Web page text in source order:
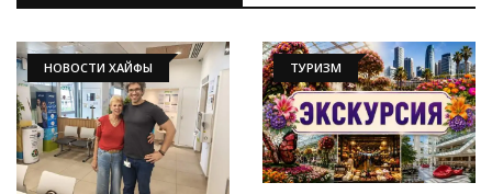
НОВОСТИ ХАЙФЫ ТУРИЗМ